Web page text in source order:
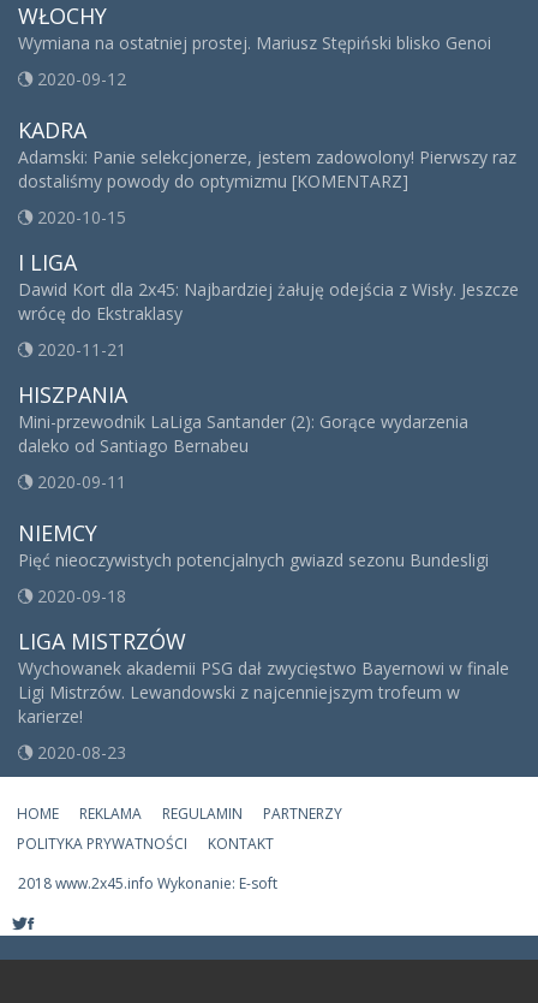
WŁOCHY
Wymiana na ostatniej prostej. Mariusz Stępiński blisko Genoi
2020-09-12
KADRA
Adamski: Panie selekcjonerze, jestem zadowolony! Pierwszy raz
dostaliśmy powody do optymizmu [KOMENTARZ]
2020-10-15
I LIGA
Dawid Kort dla 2x45: Najbardziej żałuję odejścia z Wisły. Jeszcze
wrócę do Ekstraklasy
2020-11-21
HISZPANIA
Mini-przewodnik LaLiga Santander (2): Gorące wydarzenia
daleko od Santiago Bernabeu
2020-09-11
NIEMCY
Pięć nieoczywistych potencjalnych gwiazd sezonu Bundesligi
2020-09-18
LIGA MISTRZÓW
Wychowanek akademii PSG dał zwycięstwo Bayernowi w finale
Ligi Mistrzów. Lewandowski z najcenniejszym trofeum w
karierze!
2020-08-23
HOME REKLAMA REGULAMIN
PARTNERZY
POLITYKA PRYWATNOŚCI
KONTAKT
2018 www.2x45.info Wykonanie: E-soft